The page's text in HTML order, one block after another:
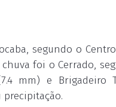
segundo o
foi o Cerrado,
mm) e Brigadeiro